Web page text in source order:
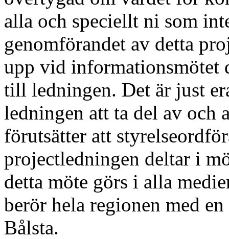
alla och speciellt ni som
genomförandet av detta
upp vid informationsmötet
till ledningen. Det är just
ledningen att ta del av och
förutsätter att
projectledningen deltar i
detta möte görs i alla
berör hela regionen med
Bålsta.